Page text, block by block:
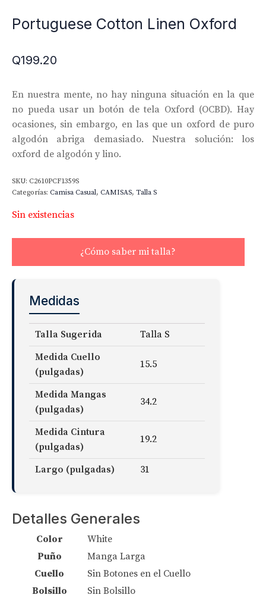
Portuguese Cotton Linen Oxford
Q199.20
En nuestra mente, no hay ninguna situación en la que
no pueda usar un botón de tela Oxford (OCBD). Hay
ocasiones, sin embargo, en las que un oxford de puro
algodón abriga demasiado. Nuestra solución: los
oxford de algodón y lino.
SKU: C2610PCF1359S
Categorías: Camisa Casual, CAMISAS, Talla S
Sin existencias
¿Cómo saber mi talla?
Medidas
Talla Sugerida
Talla S
Medida Cuello
(pulgadas)
15.5
Medida Mangas
(pulgadas)
34.2
Medida Cintura
(pulgadas)
19.2
Largo (pulgadas) 31
Detalles Generales
Color
White
Puño
Manga Larga
Cuello
Sin Botones en el Cuello
Bolsillo
Sin Bolsillo